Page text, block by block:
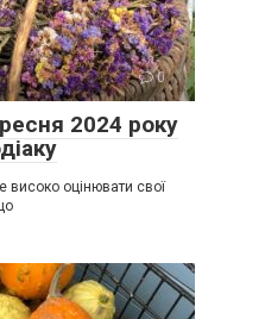
0
2024 року
оцінювати свої